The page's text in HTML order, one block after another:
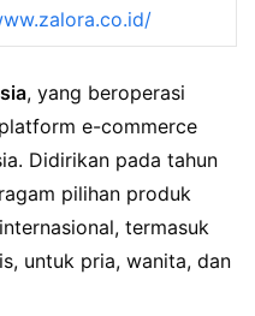
, yang beroperasi
e-commerce
Didirikan pada tahun
pilihan produk
termasuk
untuk pria, wanita, dan